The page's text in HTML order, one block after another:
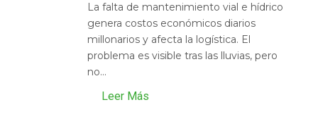
La falta de mantenimiento vial e hídrico
genera costos económicos diarios
millonarios y afecta la logística. El
problema es visible tras las lluvias, pero
no...
Leer Más